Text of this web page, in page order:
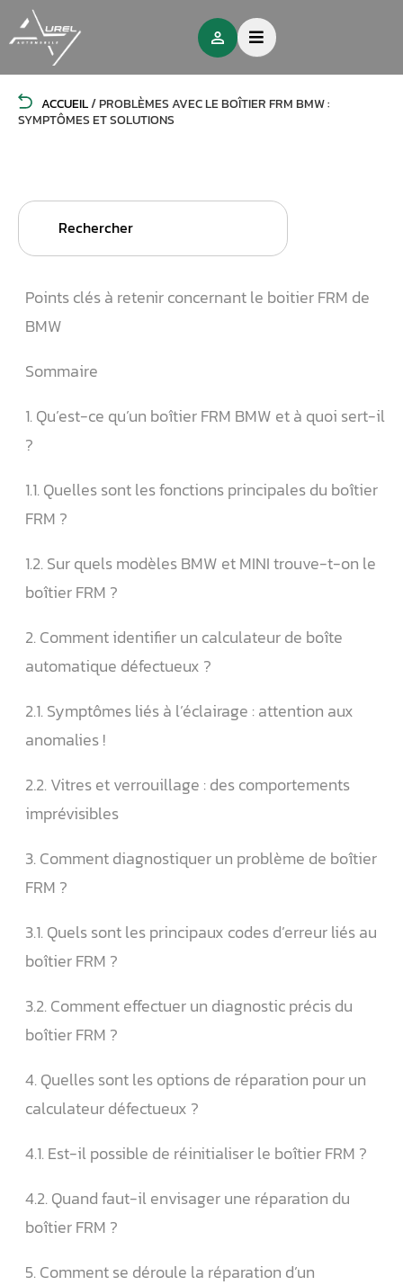
ACCUEIL/PROBLÈMES AVEC LE BOÎTIER FRM BMW :
SYMPTÔMES ET SOLUTIONS
Search
Points clés à retenir concernant le boitier FRM de
BMW
Sommaire
1. Qu’est-ce qu’un boîtier FRM BMW et à quoi sert-il
?
1.1. Quelles sont les fonctions principales du boîtier
FRM ?
1.2. Sur quels modèles BMW et MINI trouve-t-on le
boîtier FRM ?
2. Comment identifier un calculateur de boîte
automatique défectueux ?
2.1. Symptômes liés à l’éclairage : attention aux
anomalies !
2.2. Vitres et verrouillage : des comportements
imprévisibles
3. Comment diagnostiquer un problème de boîtier
FRM ?
3.1. Quels sont les principaux codes d’erreur liés au
boîtier FRM ?
3.2. Comment effectuer un diagnostic précis du
boîtier FRM ?
4. Quelles sont les options de réparation pour un
calculateur défectueux ?
4.1. Est-il possible de réinitialiser le boîtier FRM ?
4.2. Quand faut-il envisager une réparation du
boîtier FRM ?
5. Comment se déroule la réparation d’un